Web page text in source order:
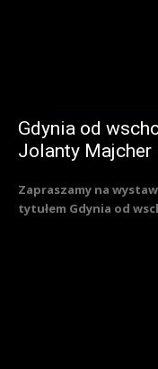
Gdynia od
Jolanty Majcher
Zapraszamy na
tytułem Gdynia od